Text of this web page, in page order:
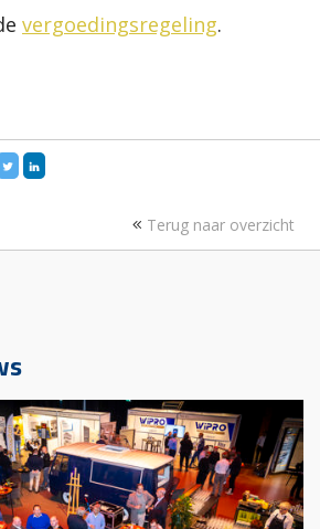
vergoedingsregeling.
Terug naar overzicht